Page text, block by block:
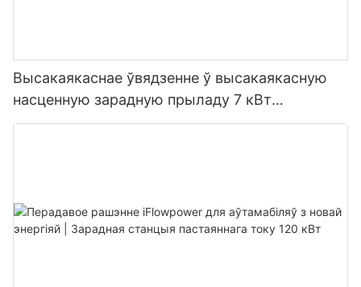
Высакаякаснае ўвядзенне ў высакаякасную
насценную зарадную прыладу 7 кВт
пераменнага току Аптовы продаж -